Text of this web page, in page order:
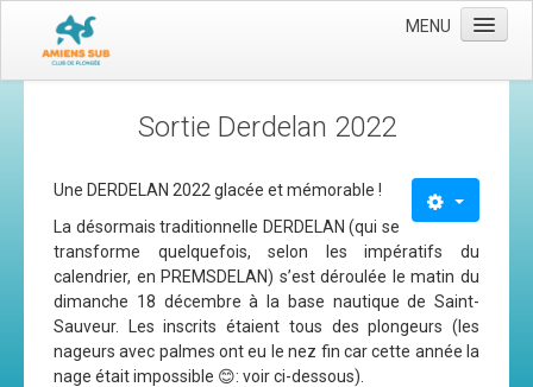
MENU
Les moyens
L'équipe
Le comité directeur
Nos activités
Apnée
Sortie Derdelan 2022
Une DERDELAN 2022 glacée et mémorable !
La désormais traditionnelle DERDELAN (qui se
transforme quelquefois, selon les impératifs du
calendrier, en PREMSDELAN) s’est déroulée le matin du
dimanche 18 décembre à la base nautique de Saint-
Sauveur. Les inscrits étaient tous des plongeurs (les
nageurs avec palmes ont eu le nez fin car cette année la
nage était impossible 😊: voir ci-dessous).